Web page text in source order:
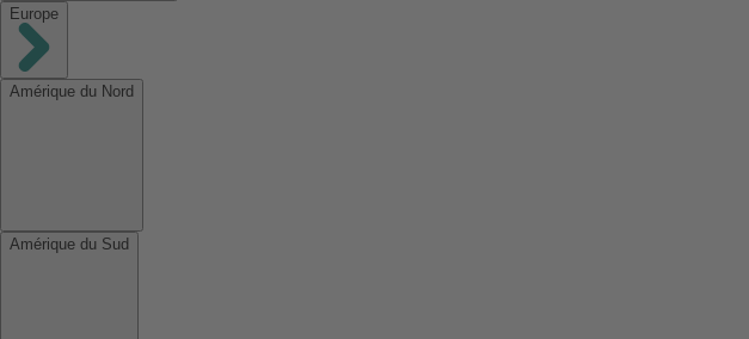
Europe
Amérique du Nord
Amérique du Sud